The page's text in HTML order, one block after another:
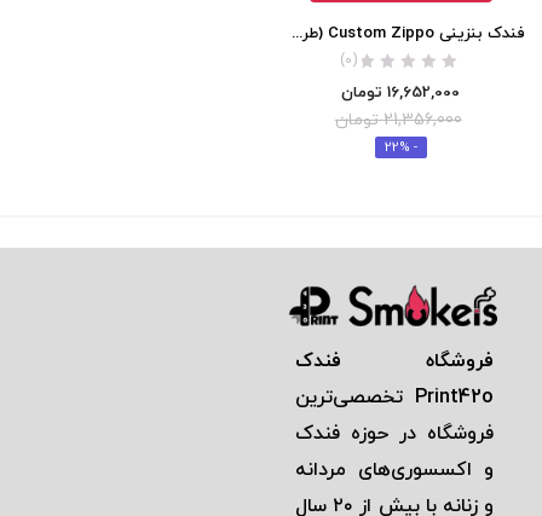
فندک بنزینی Custom Zippo (طرح برجسته گوزن)
(0)
16,652,000 تومان
21,356,000 تومان
- 22%
فروشگاه فندک
Print42o تخصصی‌ترين
فروشگاه در حوزه فندک
و اكسسوری‌های مردانه
و زنانه با بيش از ٢٠ سال